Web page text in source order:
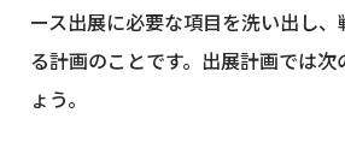
ース出展に必要な項目を洗い出し
る計画のことです。出展計画では
ょう。